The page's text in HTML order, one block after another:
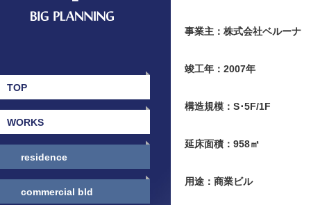
TOP
WORKS
residence
commercial bld
事業主：株式会社ベルーナ
竣工年：2007年
構造規模：S･5F/1F
延床面積：958㎡
用途：商業ビル